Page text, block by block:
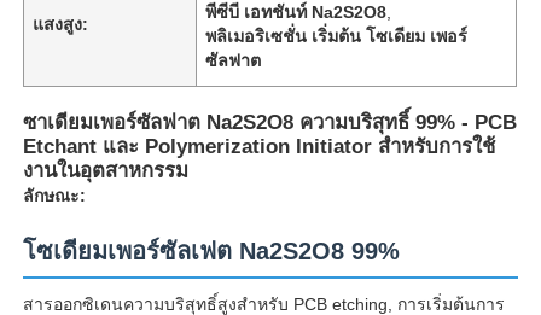
แสงสูง:
พีซีบี เอทชันท์ Na2S2O8
พลิเมอริเซชั่น เริ่มต้น โซเดียม เพอร์
ซัลฟาต
ซาเดียมเพอร์ซัลฟาต Na2S2O8 ความบริสุทธิ์ 99% - PCB
Etchant และ Polymerization Initiator สําหรับการใช้
งานในอุตสาหกรรม
ลักษณะ:
โซเดียมเพอร์ซัลเฟต Na2S2O8 99%
สารออกซิเดนความบริสุทธิ์สูงสําหรับ PCB etching, การเริ่มต้นการ